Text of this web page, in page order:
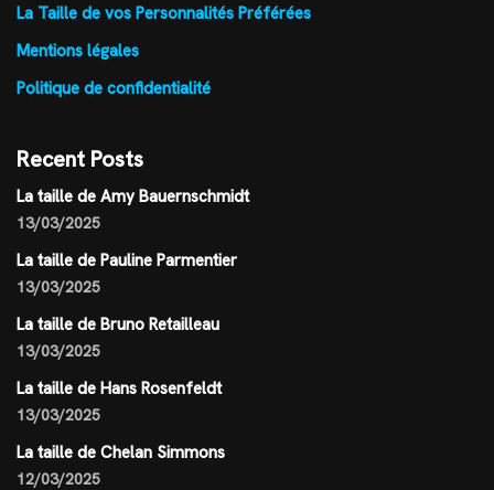
La Taille de vos Personnalités Préférées
Mentions légales
Politique de confidentialité
Recent Posts
La taille de Amy Bauernschmidt
13/03/2025
La taille de Pauline Parmentier
13/03/2025
La taille de Bruno Retailleau
13/03/2025
La taille de Hans Rosenfeldt
13/03/2025
La taille de Chelan Simmons
12/03/2025